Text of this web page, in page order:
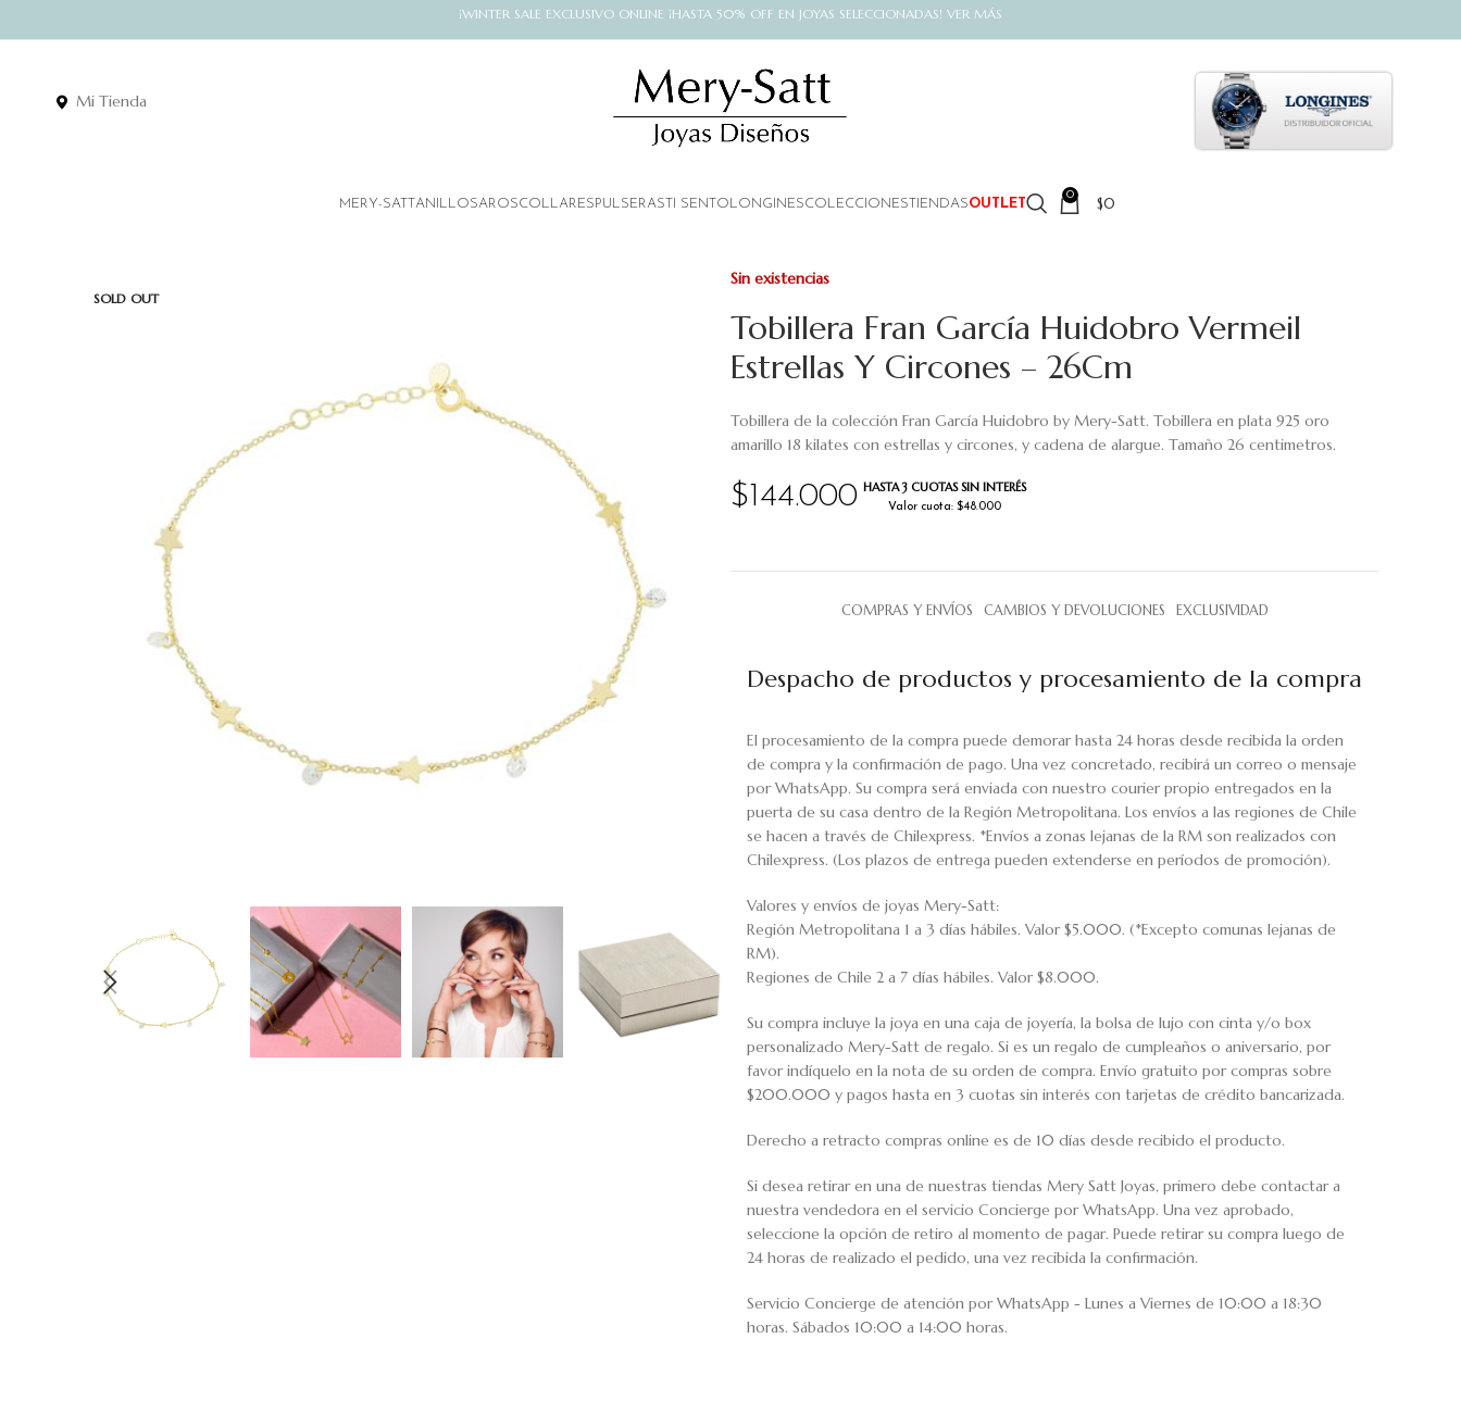
¡WINTER SALE EXCLUSIVO ONLINE ¡HASTA 50% OFF EN JOYAS SELECCIONADAS! VER MÁS
Mi Tienda
MERY-SATTANILLOSAROSCOLLARES PULSERASTI SENTO LONGINESCOLECCIONESTIENDASOUTLET
0 $0
SOLD OUT
Tobillera Fran García Huidobro Vermeil
Estrellas Y Circones – 26Cm
$144.000 HASTA 3 CUOTAS SIN INTERÉS
Valor cuota: $48.000
Tobillera de la colección Fran García Huidobro by Mery-Satt. Tobillera en plata 925 oro
amarillo 18 kilates con estrellas y circones, y cadena de alargue. Tamaño 26 centimetros.
Sin existencias
COMPRAS Y ENVÍOS CAMBIOS Y DEVOLUCIONES EXCLUSIVIDAD
Despacho de productos y procesamiento de la compra
El procesamiento de la compra puede demorar hasta 24 horas desde recibida la orden
de compra y la confirmación de pago. Una vez concretado, recibirá un correo o mensaje
por WhatsApp. Su compra será enviada con nuestro courier propio entregados en la
puerta de su casa dentro de la Región Metropolitana. Los envíos a las regiones de Chile
se hacen a través de Chilexpress. *Envíos a zonas lejanas de la RM son realizados con
Chilexpress. (Los plazos de entrega pueden extenderse en períodos de promoción).
Valores y envíos de joyas Mery-Satt:
Región Metropolitana 1 a 3 días hábiles. Valor $5.000. (*Excepto comunas lejanas de
RM).
Regiones de Chile 2 a 7 días hábiles. Valor $8.000.
Su compra incluye la joya en una caja de joyería, la bolsa de lujo con cinta y/o box
personalizado Mery-Satt de regalo. Si es un regalo de cumpleaños o aniversario, por
favor indíquelo en la nota de su orden de compra. Envío gratuito por compras sobre
$200.000 y pagos hasta en 3 cuotas sin interés con tarjetas de crédito bancarizada.
Derecho a retracto compras online es de 10 días desde recibido el producto.
Si desea retirar en una de nuestras tiendas Mery Satt Joyas, primero debe contactar a
nuestra vendedora en el servicio Concierge por WhatsApp. Una vez aprobado,
seleccione la opción de retiro al momento de pagar. Puede retirar su compra luego de
24 horas de realizado el pedido, una vez recibida la confirmación.
Servicio Concierge de atención por WhatsApp - Lunes a Viernes de 10:00 a 18:30
horas. Sábados 10:00 a 14:00 horas.